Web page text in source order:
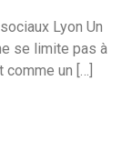
Lyon Un
se limite pas à
un […]